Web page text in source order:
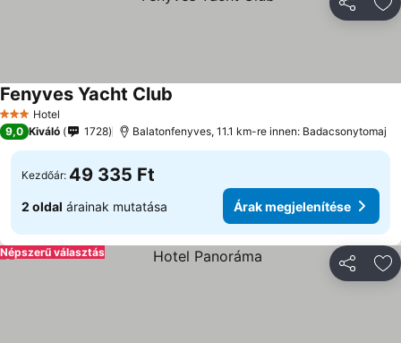
3 Kategória
Hotel
Fenyves Yacht Club
9,0 Kiváló 1728 Balatonfenyves, 11.1 km-re innen: Badacsonytomaj
Kezdőár: 49 335 Ft
2 oldal árainak mutatása Árak megjelenítése
Népszerű választás